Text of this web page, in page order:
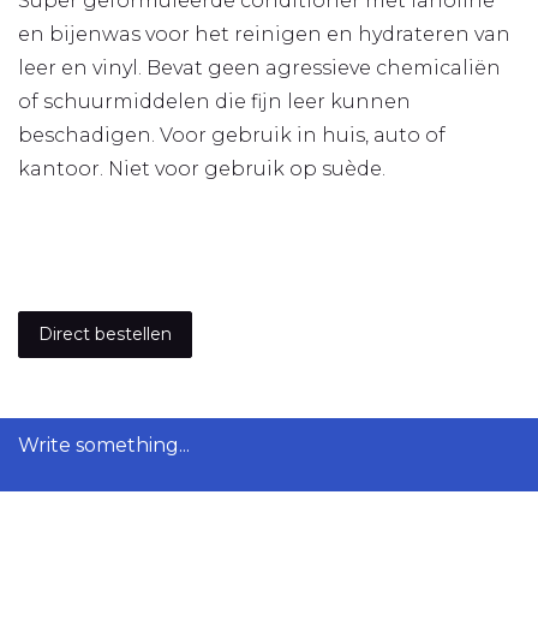
en bijenwas voor het reinigen en hydrateren van
leer en vinyl. Bevat geen agressieve chemicaliën
of schuurmiddelen die fijn leer kunnen
beschadigen. Voor gebruik in huis, auto of
kantoor. Niet voor gebruik op suède.
Direct bestellen
Write something...